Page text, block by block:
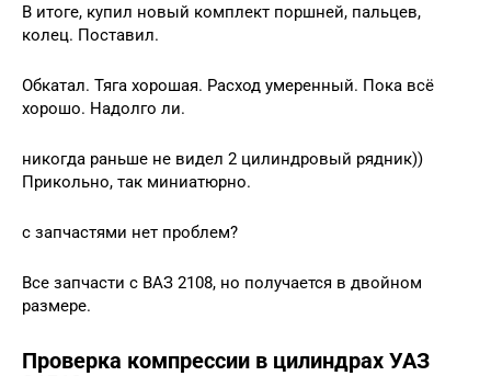
В итоге, купил новый комплект поршней, пальцев,
колец. Поставил.
Обкатал. Тяга хорошая. Расход умеренный. Пока всё
хорошо. Надолго ли.
никогда раньше не видел 2 цилиндровый рядник))
Прикольно, так миниатюрно.
с запчастями нет проблем?
Все запчасти с ВАЗ 2108, но получается в двойном
размере.
Проверка компрессии в цилиндрах УАЗ